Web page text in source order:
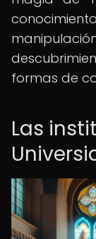
formas de
Las